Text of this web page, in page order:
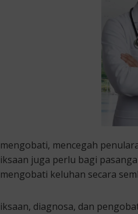
mencegah
juga perlu bagi
keluhan secara
diagnosa, dan